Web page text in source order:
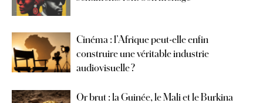
Cinéma : l’Afrique peut-elle enfin
construire une véritable industrie
audiovisuelle ?
Or brut : la Guinée, le Mali et le Burkina